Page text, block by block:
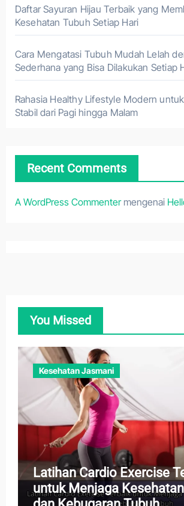
Daftar Sayuran Hijau Terbaik yang
Kesehatan Tubuh Setiap Hari
Cara Mengatasi Tubuh Mudah Lelah
Sederhana yang Bisa Dilakukan Setiap
Rahasia Healthy Lifestyle Modern
Stabil dari Pagi hingga Malam
Recent Comments
A WordPress Commentermengenai
You Missed
Kesehatan Jasmani
Latihan Cardio Exercise
untuk Menjaga